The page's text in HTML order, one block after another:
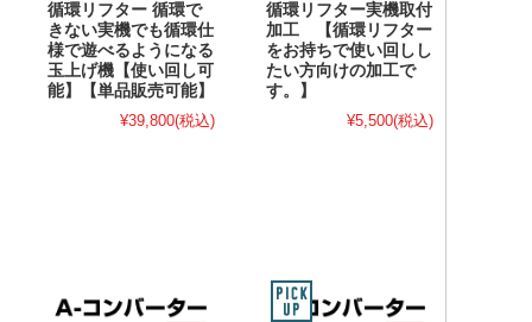
循環リフター 循環で
きない実機でも循環仕
様で遊べるようになる
玉上げ機【使い回し可
能】【単品販売可能】
¥39,800(税込)
循環リフター実機取付
加工 【循環リフター
をお持ちで使い回しし
たい方向けの加工で
す。】
¥5,500(税込)